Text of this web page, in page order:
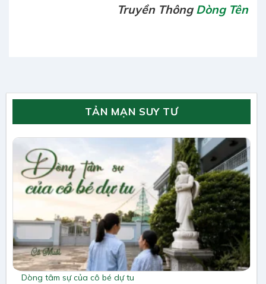
Truyền ThôngDòng Tên
TẢN MẠN SUY TƯ
Dòng tâm sự của cô bé dự tu